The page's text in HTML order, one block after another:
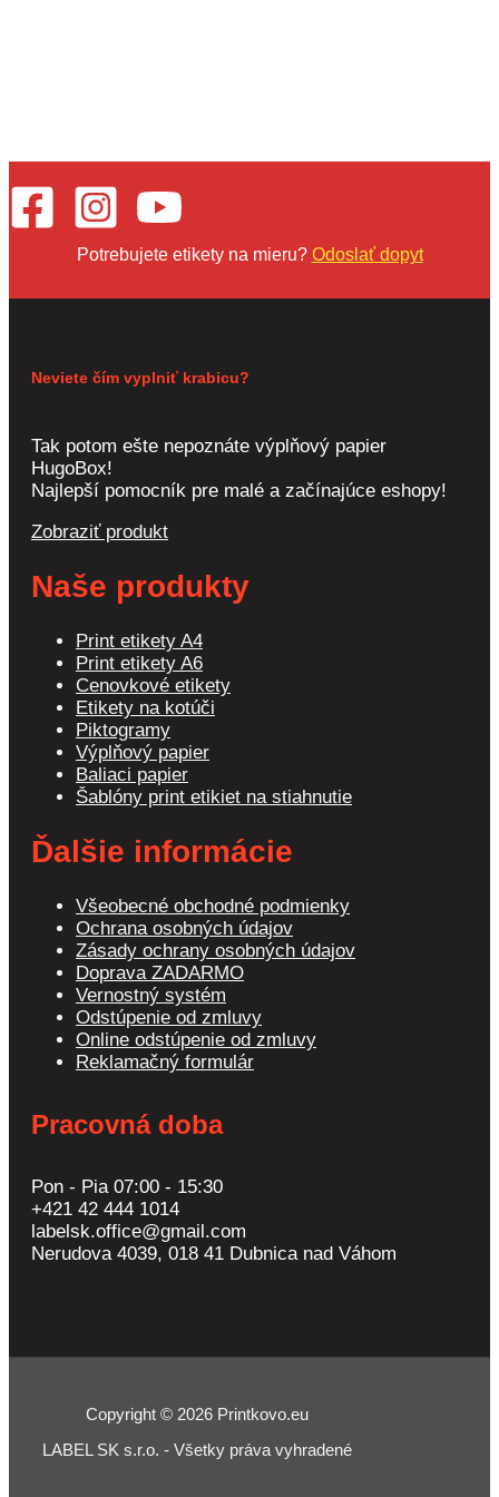
Potrebujete etikety na mieru? Odoslať dopyt
Neviete čím vyplniť krabicu?
Tak potom ešte nepoznáte výplňový papier
HugoBox!
Najlepší pomocník pre malé a začínajúce eshopy!
Zobraziť produkt
Naše produkty
Print etikety A4
Print etikety A6
Cenovkové etikety
Etikety na kotúči
Piktogramy
Výplňový papier
Baliaci papier
Šablóny print etikiet na stiahnutie
Ďalšie informácie
Všeobecné obchodné podmienky
Ochrana osobných údajov
Zásady ochrany osobných údajov
Doprava ZADARMO
Vernostný systém
Odstúpenie od zmluvy
Online odstúpenie od zmluvy
Reklamačný formulár
Pracovná doba
Pon - Pia 07:00 - 15:30
+421 42 444 1014
labelsk.office@gmail.com
Nerudova 4039, 018 41 Dubnica nad Váhom
Copyright © 2026 Printkovo.eu
LABEL SK s.r.o. - Všetky práva vyhradené